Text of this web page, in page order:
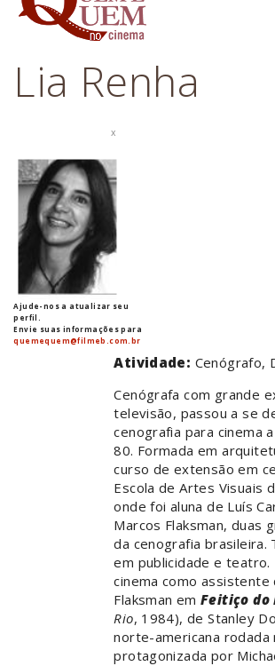
Lia Renha
x
Ajude-nos a atualizar seu
perfil.
Envie suas informações para
quemequem@filmeb.com.br
Atividade: Cenógrafo,
Cenógrafa com grande
televisão, passou a se
cenografia para cinema
80. Formada em
curso de extensão em
Escola de Artes Visuais
onde foi aluna de Luís
Marcos Flaksman, duas
da cenografia brasileira.
em publicidade e teatro.
cinema como assistente
Flaksman emFeitiço do
Rio, 1984), de Stanley
norte-americana rodada
protagonizada por